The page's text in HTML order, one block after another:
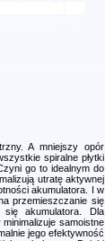
A mniejszy opór
spiralne płytki
go to idealnym do
utratę aktywnej
akumulatora. I w
przemieszczanie się
się akumulatora. Dla
samoistne
jego efektywność